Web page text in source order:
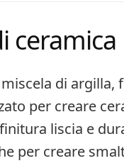
ceramica
di argilla,
per creare
liscia e
per creare